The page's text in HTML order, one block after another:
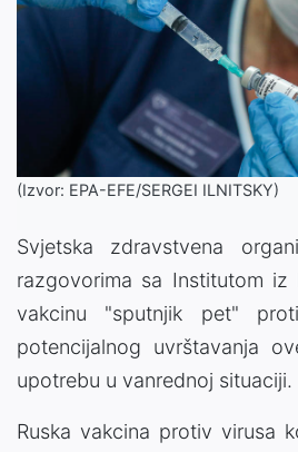
(Izvor: EPA-EFE/SERGEI ILNITSKY)
Svjetska zdravstvena
razgovorima sa Institutom iz
vakcinu "sputnjik pet"
potencijalnog uvrštavanja
upotrebu u vanrednoj situaciji.
Ruska vakcina protiv virusa